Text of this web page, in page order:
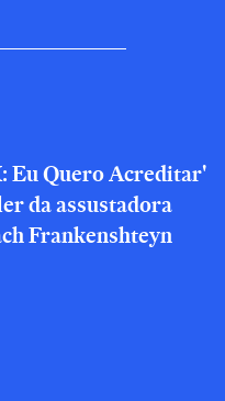
Eu Quero Acreditar'
da assustadora
Frankenshteyn